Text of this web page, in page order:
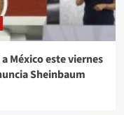
México este viernes
Sheinbaum